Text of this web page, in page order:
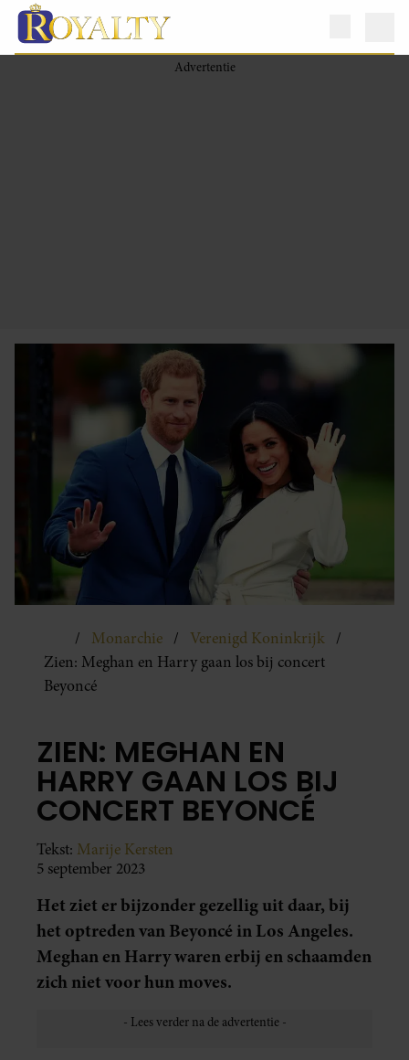
Monarchie
Verenigd Koninkrijk
Zien: Meghan en Harry gaan los bij concert
Beyoncé
ZIEN: MEGHAN EN
HARRY GAAN LOS BIJ
CONCERT BEYONCÉ
Tekst: Marije Kersten
5 september 2023
Het ziet er bijzonder gezellig uit daar, bij
het optreden van Beyoncé in Los Angeles.
Meghan en Harry waren erbij en schaamden
zich niet voor hun moves.